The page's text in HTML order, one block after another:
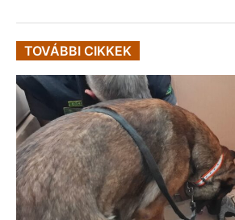
TOVÁBBI CIKKEK